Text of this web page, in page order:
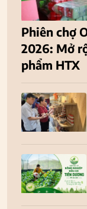
Phiên chợ
2026: Mở
phẩm HTX